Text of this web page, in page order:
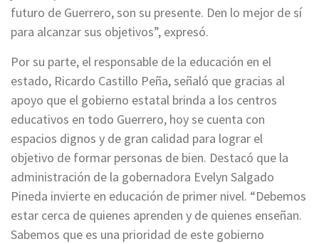
futuro de Guerrero, son su presente. Den lo mejor de sí
para alcanzar sus objetivos”, expresó.
Por su parte, el responsable de la educación en el
estado, Ricardo Castillo Peña, señaló que gracias al
apoyo que el gobierno estatal brinda a los centros
educativos en todo Guerrero, hoy se cuenta con
espacios dignos y de gran calidad para lograr el
objetivo de formar personas de bien. Destacó que la
administración de la gobernadora Evelyn Salgado
Pineda invierte en educación de primer nivel. “Debemos
estar cerca de quienes aprenden y de quienes enseñan.
Sabemos que es una prioridad de este gobierno